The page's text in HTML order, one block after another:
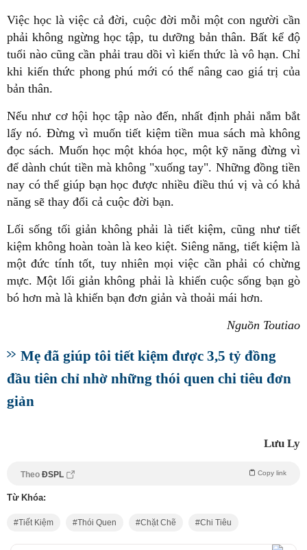
Việc học là việc cả đời, cuộc đời mỗi một con người cần
phải không ngừng học tập, tu dưỡng bản thân. Bất kể độ
tuổi nào cũng cần phải trau dồi vì kiến thức là vô hạn. Chỉ
khi kiến thức phong phú mới có thể nâng cao giá trị của
bản thân.
Nếu như cơ hội học tập nào đến, nhất định phải nắm bắt
lấy nó. Đừng vì muốn tiết kiệm tiền mua sách mà không
đọc sách. Muốn học một khóa học, một kỹ năng đừng vì
để dành chút tiền mà không "xuống tay". Những đồng tiền
nay có thể giúp bạn học được nhiều điều thú vị và có khả
năng sẽ thay đổi cả cuộc đời bạn.
Lối sống tối giản không phải là tiết kiệm, cũng như tiết
kiệm không hoàn toàn là keo kiệt. Siêng năng, tiết kiệm là
một đức tính tốt, tuy nhiên mọi việc cần phải có chừng
mực. Một lối giản không phải là khiến cuộc sống bạn gò
bó hơn mà là khiến bạn đơn giản và thoải mái hơn.
Nguồn Toutiao
Mẹ đã giúp tôi tiết kiệm được 3,5 tỷ đồng
đầu tiên chỉ nhờ những thói quen chi tiêu đơn
giản
Lưu Ly
Theo ĐSPL Copy link
Từ Khóa:
Tiết Kiệm Thói Quen Chặt Chẽ Chi Tiêu